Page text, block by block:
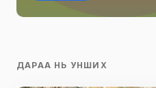
ДАРАА НЬ УНШИХ